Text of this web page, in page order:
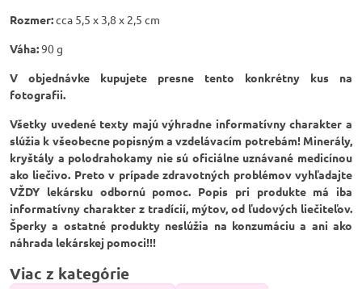
Rozmer:cca 5,5 x 3,8 x 2,5 cm
Váha:90 g
V objednávke kupujete presne tento konkrétny kus na
fotografii.
Všetky uvedené texty majú výhradne informatívny charakter a
slúžia k všeobecne popisným a vzdelávacím potrebám! Minerály,
kryštály a polodrahokamy nie sú oficiálne uznávané medicínou
ako liečivo. Preto v prípade zdravotných problémov vyhľadajte
VŽDY lekársku odbornú pomoc. Popis pri produkte má iba
informatívny charakter z tradícií, mýtov, od ľudových liečiteľov.
Šperky a ostatné produkty neslúžia na konzumáciu a ani ako
náhrada lekárskej pomoci!!!
Viac z kategórie